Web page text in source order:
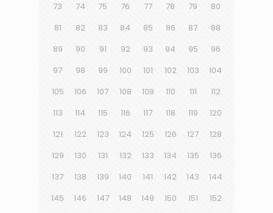
73
74 75 76 77 78 79
80
81
82 83 84 85 86 87
88
89
90 91 92 93 94 95
96
97
98 99 100 101 102 103
104
105
106 107 108 109 110 111
112
113
114 115 116 117 118 119
120
121
122 123 124 125 126 127
128
129
130 131 132 133 134 135
136
137
138 139 140 141 142 143
144
145
146 147 148 149 150 151
152